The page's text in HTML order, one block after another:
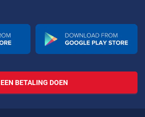
EEN BETALING DOEN